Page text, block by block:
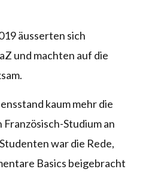
äusserten sich
und machten auf die
kaum mehr die
Studium an
war die Rede,
Basics beigebracht